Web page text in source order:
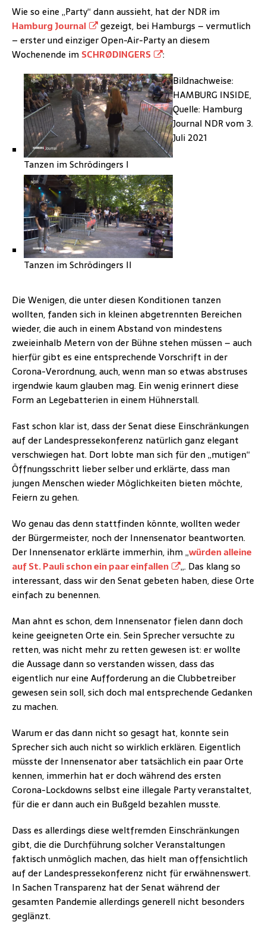
Wie so eine „Party“ dann aussieht, hat der NDR im
Hamburg Journal
gezeigt, bei Hamburgs – vermutlich
– erster und einziger Open-Air-Party an diesem
Wochenende im SCHRØDINGERS :
Tanzen im Schrödingers I
Tanzen im Schrödingers II
Bildnachweise:
HAMBURG INSIDE,
Quelle: Hamburg
Journal NDR vom 3.
Juli 2021
Die Wenigen, die unter diesen Konditionen tanzen
wollten, fanden sich in kleinen abgetrennten Bereichen
wieder, die auch in einem Abstand von mindestens
zweieinhalb Metern von der Bühne stehen müssen – auch
hierfür gibt es eine entsprechende Vorschrift in der
Corona-Verordnung, auch, wenn man so etwas abstruses
irgendwie kaum glauben mag. Ein wenig erinnert diese
Form an Legebatterien in einem Hühnerstall.
Fast schon klar ist, dass der Senat diese Einschränkungen
auf der Landespressekonferenz natürlich ganz elegant
verschwiegen hat. Dort lobte man sich für den „mutigen“
Öffnungsschritt lieber selber und erklärte, dass man
jungen Menschen wieder Möglichkeiten bieten möchte,
Feiern zu gehen.
Wo genau das denn stattfinden könnte, wollten weder
der Bürgermeister, noch der Innensenator beantworten.
Der Innensenator erklärte immerhin, ihm „würden alleine
auf St. Pauli schon ein paar einfallen
„. Das klang so
interessant, dass wir den Senat gebeten haben, diese Orte
einfach zu benennen.
Man ahnt es schon, dem Innensenator fielen dann doch
keine geeigneten Orte ein. Sein Sprecher versuchte zu
retten, was nicht mehr zu retten gewesen ist: er wollte
die Aussage dann so verstanden wissen, dass das
eigentlich nur eine Aufforderung an die Clubbetreiber
gewesen sein soll, sich doch mal entsprechende Gedanken
zu machen.
Warum er das dann nicht so gesagt hat, konnte sein
Sprecher sich auch nicht so wirklich erklären. Eigentlich
müsste der Innensenator aber tatsächlich ein paar Orte
kennen, immerhin hat er doch während des ersten
Corona-Lockdowns selbst eine illegale Party veranstaltet,
für die er dann auch ein Bußgeld bezahlen musste.
Dass es allerdings diese weltfremden Einschränkungen
gibt, die die Durchführung solcher Veranstaltungen
faktisch unmöglich machen, das hielt man offensichtlich
auf der Landespressekonferenz nicht für erwähnenswert.
In Sachen Transparenz hat der Senat während der
gesamten Pandemie allerdings generell nicht besonders
geglänzt.